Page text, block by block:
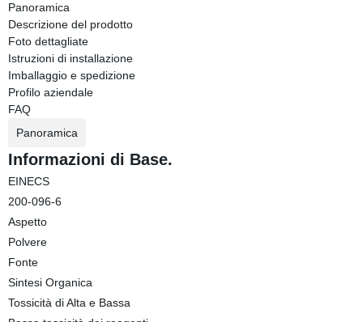
Panoramica
Descrizione del prodotto
Foto dettagliate
Istruzioni di installazione
Imballaggio e spedizione
Profilo aziendale
FAQ
Panoramica
Informazioni di Base.
EINECS
200-096-6
Aspetto
Polvere
Fonte
Sintesi Organica
Tossicità di Alta e Bassa